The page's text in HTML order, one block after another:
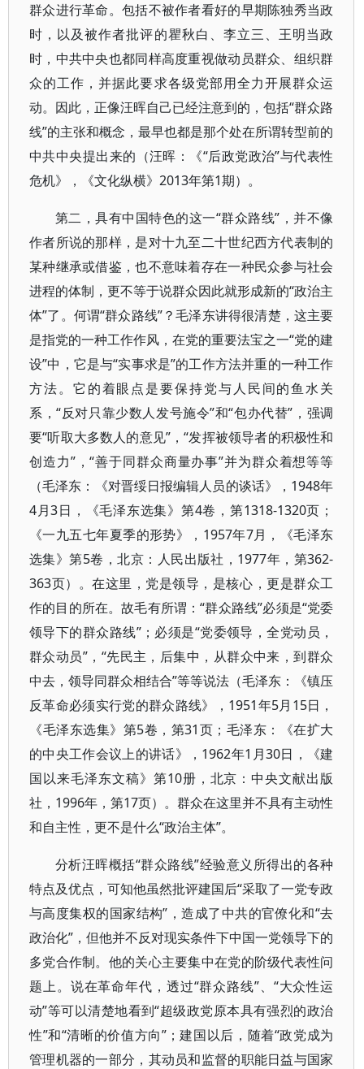
群众进行革命。包括不被作者看好的早期陈独秀当政
时，以及被作者批评的瞿秋白、李立三、王明当政
时，中共中央也都同样高度重视做动员群众、组织群
众的工作，并据此要求各级党部用全力开展群众运
动。因此，正像汪晖自己已经注意到的，包括“群众路
线”的主张和概念，最早也都是那个处在所谓转型前的
中共中央提出来的（汪晖：《“后政党政治”与代表性
危机》，《文化纵横》2013年第1期）。
第二，具有中国特色的这一“群众路线”，并不像
作者所说的那样，是对十九至二十世纪西方代表制的
某种继承或借鉴，也不意味着存在一种民众参与社会
进程的体制，更不等于说群众因此就形成新的“政治主
体”了。何谓“群众路线”？毛泽东讲得很清楚，这主要
是指党的一种工作作风，在党的重要法宝之一“党的建
设”中，它是与“实事求是”的工作方法并重的一种工作
方法。它的着眼点是要保持党与人民间的鱼水关
系，“反对只靠少数人发号施令”和“包办代替”，强调
要“听取大多数人的意见”，“发挥被领导者的积极性和
创造力”，“善于同群众商量办事”并为群众着想等等
（毛泽东：《对晋绥日报编辑人员的谈话》，1948年
4月3日，《毛泽东选集》第4卷，第1318-1320页；
《一九五七年夏季的形势》，1957年7月，《毛泽东
选集》第5卷，北京：人民出版社，1977年，第362-
363页）。在这里，党是领导，是核心，更是群众工
作的目的所在。故毛有所谓：“群众路线”必须是“党委
领导下的群众路线”；必须是“党委领导，全党动员，
群众动员”，“先民主，后集中，从群众中来，到群众
中去，领导同群众相结合”等等说法（毛泽东：《镇压
反革命必须实行党的群众路线》，1951年5月15日，
《毛泽东选集》第5卷，第31页；毛泽东：《在扩大
的中央工作会议上的讲话》，1962年1月30日，《建
国以来毛泽东文稿》第10册，北京：中央文献出版
社，1996年，第17页）。群众在这里并不具有主动性
和自主性，更不是什么“政治主体”。
分析汪晖概括“群众路线”经验意义所得出的各种
特点及优点，可知他虽然批评建国后“采取了一党专政
与高度集权的国家结构”，造成了中共的官僚化和“去
政治化”，但他并不反对现实条件下中国一党领导下的
多党合作制。他的关心主要集中在党的阶级代表性问
题上。说在革命年代，透过“群众路线”、“大众性运
动”等可以清楚地看到“超级政党原本具有强烈的政治
性”和“清晰的价值方向”；建国以后，随着“政党成为
管理机器的一部分，其动员和监督的职能日益与国家